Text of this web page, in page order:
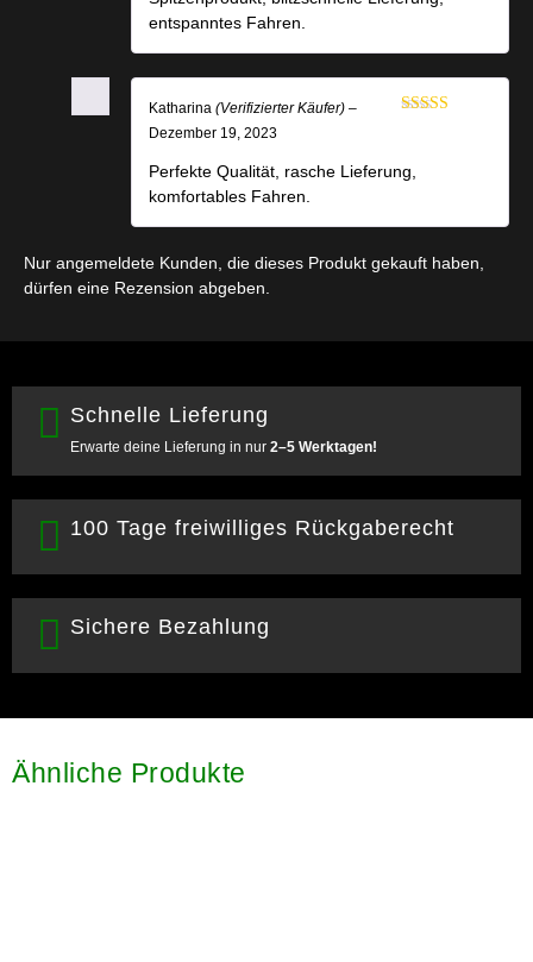
entspanntes Fahren.
Katharina (Verifizierter Käufer) –
Dezember 19, 2023
Perfekte Qualität, rasche Lieferung,
komfortables Fahren.
Nur angemeldete Kunden, die dieses Produkt gekauft haben,
dürfen eine Rezension abgeben.
Schnelle Lieferung
Erwarte deine Lieferung in nur 2–5 Werktagen!
100 Tage freiwilliges Rückgaberecht
Sichere Bezahlung
Ähnliche Produkte